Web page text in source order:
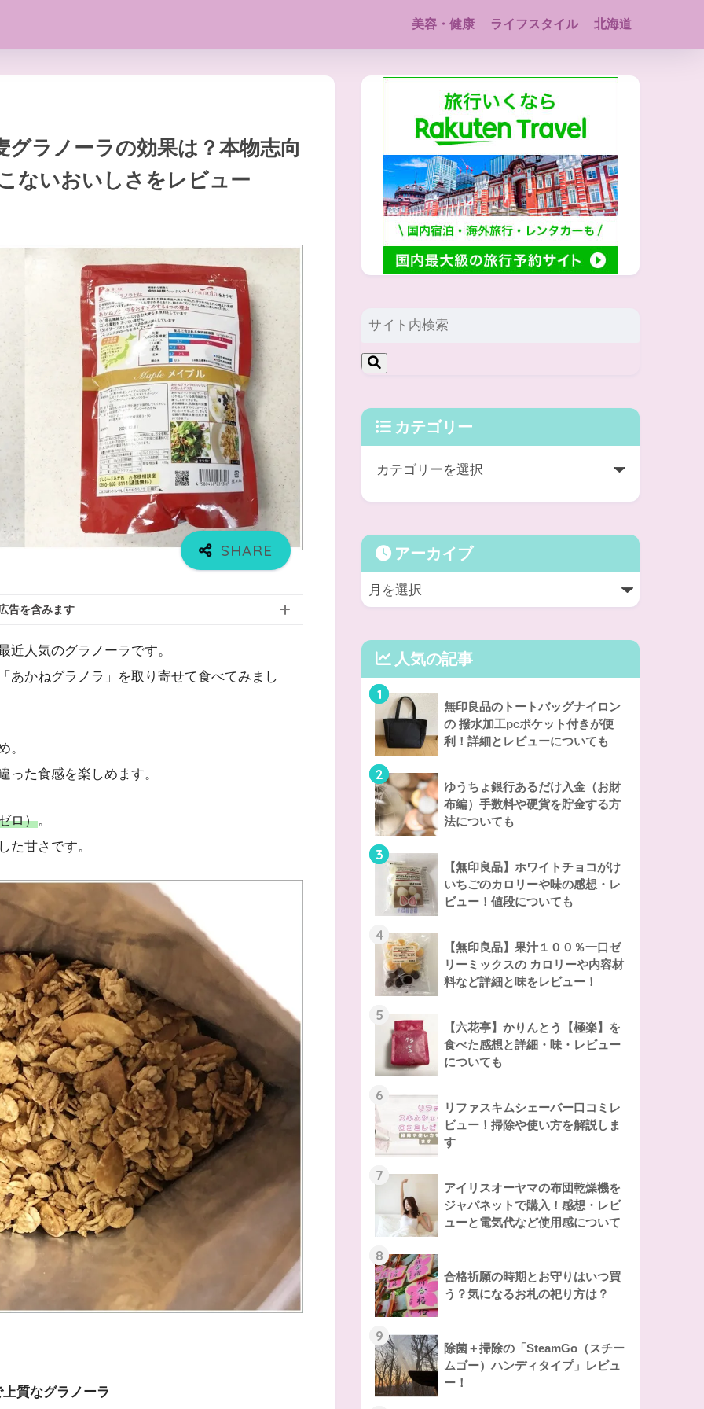
美容・健康 ライフスタイル 北海道
グラノーラの効果は？本物志向
ないおいしさをレビュー
告を含みます
近人気のグラノーラです。
あかねグラノラ」を取り寄せて食べてみまし
。
った食感を楽しめます。
ロ）。
た甘さです。
質なグラノーラ
カテゴリー
アーカイブ
人気の記事
1
無印良品のトートバッグナイロン
の 撥水加工pcポケット付きが便
利！詳細とレビューについても
2
ゆうちょ銀行あるだけ入金（お財
布編）手数料や硬貨を貯金する方
法についても
3
【無印良品】ホワイトチョコがけ
いちごのカロリーや味の感想・レ
ビュー！値段についても
4
【無印良品】果汁１００％一口ゼ
リーミックスの カロリーや内容材
料など詳細と味をレビュー！
5
【六花亭】かりんとう【極楽】を
食べた感想と詳細・味・レビュー
についても
6
リファスキムシェーバー口コミレ
ビュー！掃除や使い方を解説しま
す
7
アイリスオーヤマの布団乾燥機を
ジャパネットで購入！感想・レビ
ューと電気代など使用感について
8
合格祈願の時期とお守りはいつ買
う？気になるお札の祀り方は？
9
除菌＋掃除の「SteamGo（スチー
ムゴー）ハンディタイプ」レビュ
ー！